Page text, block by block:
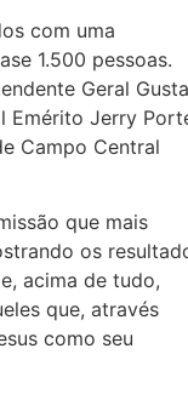
com uma
1.500 pessoas.
Geral
Emérito Jerry
Campo Central
que mais
os
acima de tudo,
que, através
como seu